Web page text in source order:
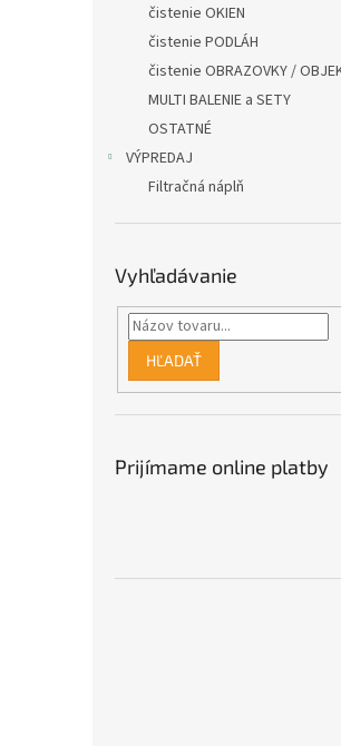
čistenie OKIEN
čistenie PODLÁH
čistenie OBRAZOVKY /
MULTI BALENIE a SETY
OSTATNÉ
VÝPREDAJ
Filtračná náplň
Vyhľadávanie
HĽADAŤ
Prijímame online platby